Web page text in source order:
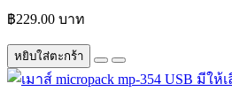
฿229.00 บาท
หยิบใส่ตะกร้า